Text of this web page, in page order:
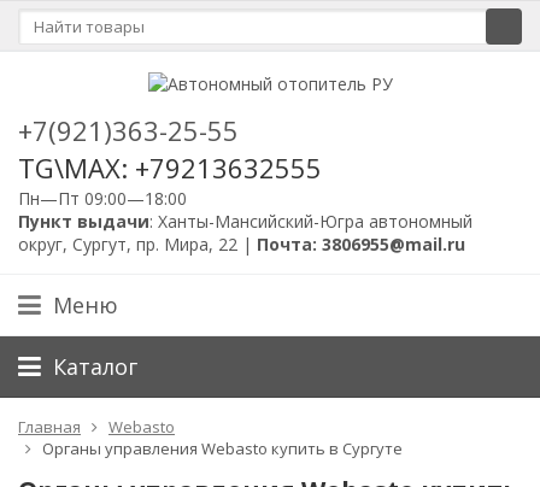
+7(921)363-25-55
TG\MAX: +79213632555
Пн—Пт 09:00—18:00
Пункт выдачи: Ханты-Мансийский-Югра автономный
округ, Сургут, пр. Мира, 22 | Почта: 3806955@mail.ru
Меню
Каталог
Главная
Webasto
Органы управления Webasto купить в Сургуте